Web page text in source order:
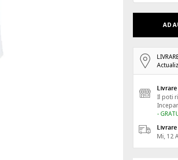
Il poti
-
Livrare
Mi, 12